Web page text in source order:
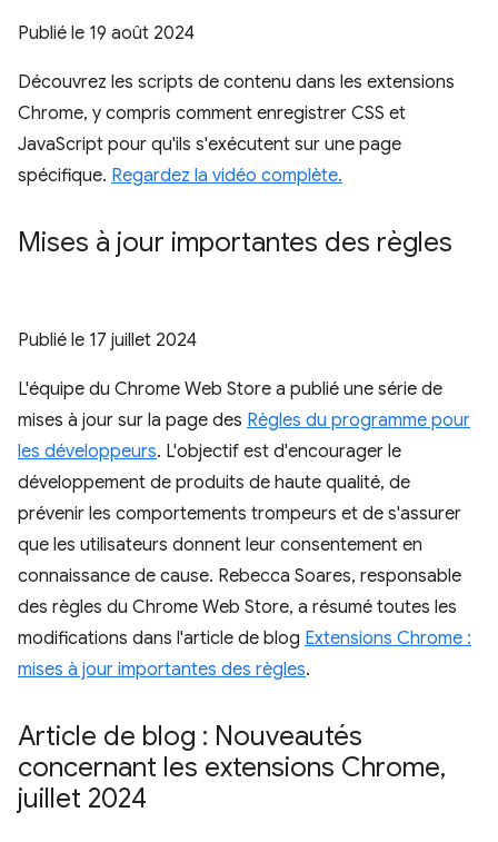
Publié le 19 août 2024
Découvrez les scripts de contenu dans les extensions
Chrome, y compris comment enregistrer CSS et
JavaScript pour qu'ils s'exécutent sur une page
spécifique. Regardez la vidéo complète.
Mises à jour importantes des règles
Publié le 17 juillet 2024
L'équipe du Chrome Web Store a publié une série de
mises à jour sur la page des Règles du programme pour
les développeurs. L'objectif est d'encourager le
développement de produits de haute qualité, de
prévenir les comportements trompeurs et de s'assurer
que les utilisateurs donnent leur consentement en
connaissance de cause. Rebecca Soares, responsable
des règles du Chrome Web Store, a résumé toutes les
modifications dans l'article de blog Extensions Chrome :
mises à jour importantes des règles.
Article de blog : Nouveautés
concernant les extensions Chrome,
juillet 2024